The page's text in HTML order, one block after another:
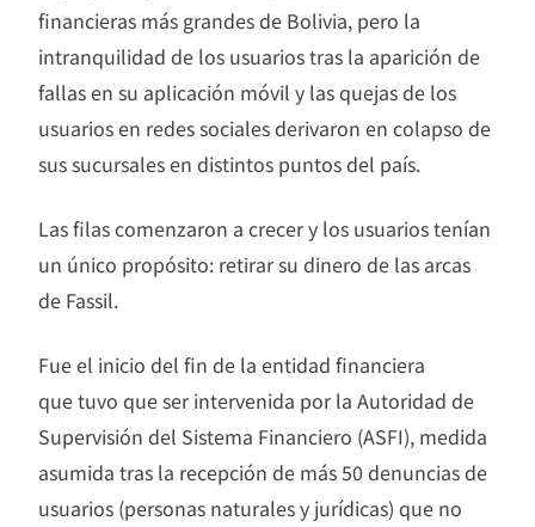
financieras más grandes de Bolivia, pero la
intranquilidad de los usuarios tras la aparición de
fallas en su aplicación móvil y las quejas de los
usuarios en redes sociales derivaron en colapso de
sus sucursales en distintos puntos del país.
Las filas comenzaron a crecer y los usuarios tenían
un único propósito: retirar su dinero de las arcas
de Fassil.
Fue el inicio del fin de la entidad financiera
que tuvo que ser intervenida por la Autoridad de
Supervisión del Sistema Financiero (ASFI), medida
asumida tras la recepción de más 50 denuncias de
usuarios (personas naturales y jurídicas) que no